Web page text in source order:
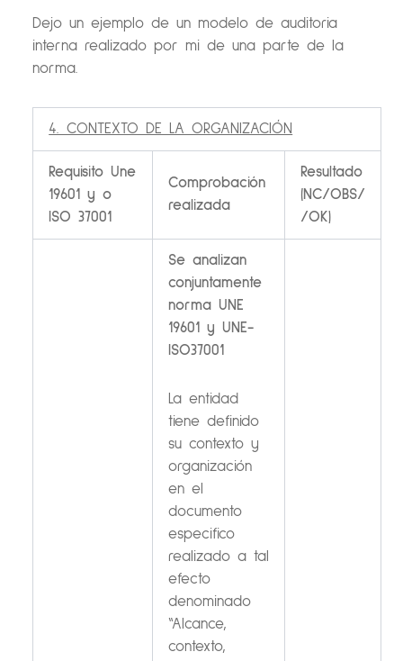
Dejo un ejemplo de un modelo de auditoria
interna realizado por mi de una parte de la
norma.
4. CONTEXTO DE LA ORGANIZACIÓN
Requisito Une
19601 y o
ISO 37001
Comprobación
realizada
Resultado
(NC/OBS/
/OK)
Se analizan
conjuntamente
norma UNE
19601 y UNE-
ISO37001
La entidad
tiene definido
su contexto y
organización
en el
documento
especifico
realizado a tal
efecto
denominado
“Alcance,
contexto,